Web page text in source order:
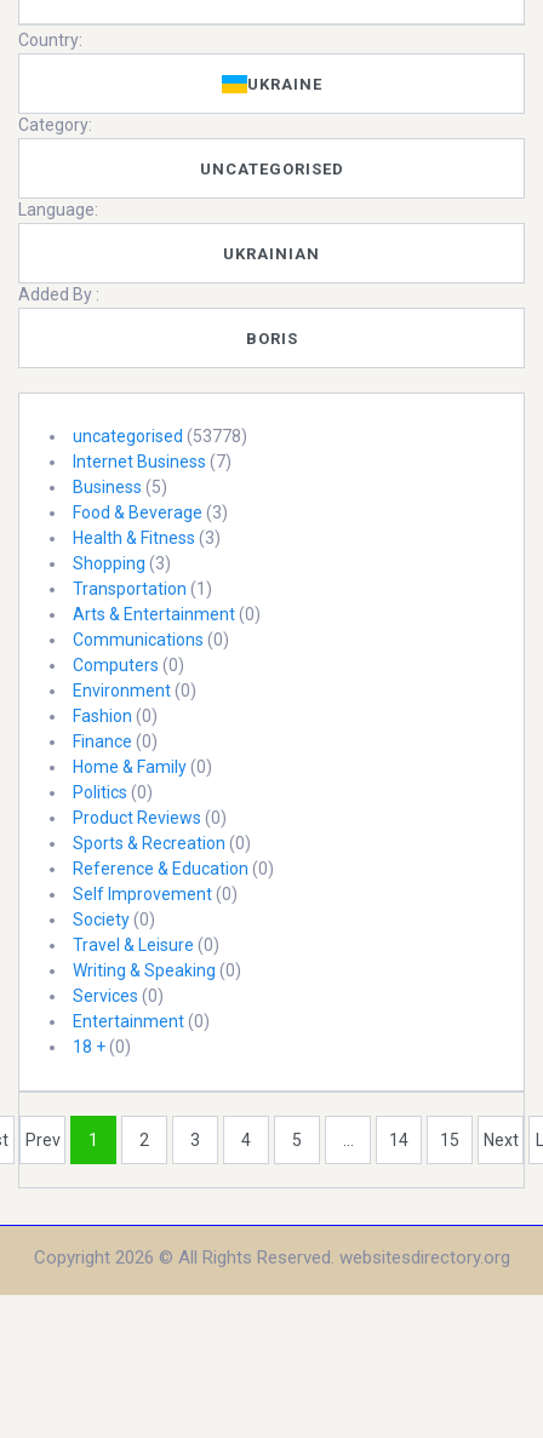
Country:
UKRAINE
Category:
UNCATEGORISED
Language:
UKRAINIAN
Added By :
BORIS
uncategorised (53778)
Internet Business (7)
Business (5)
Food & Beverage (3)
Health & Fitness (3)
Shopping (3)
Transportation (1)
Arts & Entertainment(0)
Communications (0)
Computers (0)
Environment(0)
Fashion (0)
Finance (0)
Home & Family(0)
Politics (0)
Product Reviews (0)
Sports & Recreation (0)
Reference & Education (0)
Self Improvement(0)
Society(0)
Travel & Leisure (0)
Writing & Speaking (0)
Services (0)
Entertainment(0)
18 +(0)
Prev 1 2 3 4 5 ... 14 15 Next
Copyright 2026 © All Rights Reserved. websitesdirectory.org